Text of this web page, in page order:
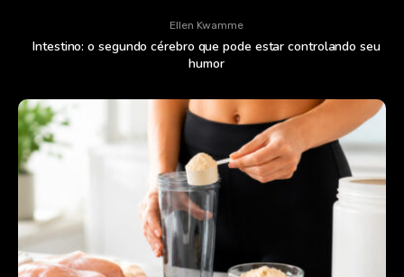
Ellen Kwamme
Intestino: o segundo cérebro que pode estar controlando seu
humor